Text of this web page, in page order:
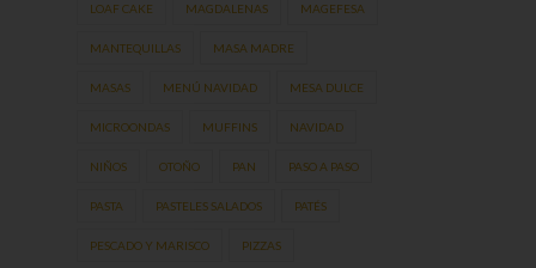
LOAF CAKE MAGDALENAS MAGEFESA
MANTEQUILLAS MASA MADRE
MASAS MENÚ NAVIDAD MESA DULCE
MICROONDAS MUFFINS NAVIDAD
NIÑOS OTOÑO PAN PASO A PASO
PASTA PASTELES SALADOS PATÉS
PESCADO Y MARISCO PIZZAS